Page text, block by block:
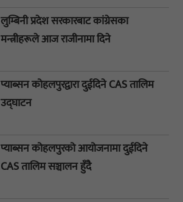
लुम्बिनी प्रदेश सरकारबाट कांग्रेसका
मन्त्रीहरूले आज राजीनामा दिने
प्याब्सन कोहलपुरद्वारा दुईदिने CAS तालिम
उद्घाटन
प्याब्सन कोहलपुरको आयोजनामा दुईदिने
CAS तालिम सञ्चालन हुँदै